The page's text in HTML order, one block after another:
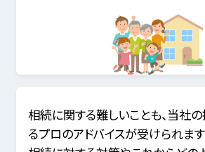
相続に関する難しいことも、当社
るプロのアドバイスが受けられます